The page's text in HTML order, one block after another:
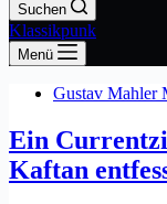
Suchen
Klassikpunk
Menü
Gustav Mahler
Ein
Kaftan